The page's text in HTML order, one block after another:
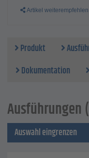
Artikel weiterempfehlen
Produkt
Dokumentation
Ausführungen
Auswahl eingrenzen